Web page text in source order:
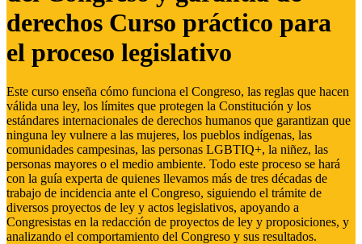
derechos Curso práctico para
el proceso legislativo
Este curso enseña cómo funciona el Congreso, las reglas que hacen
válida una ley, los límites que protegen la Constitución y los
estándares internacionales de derechos humanos que garantizan que
ninguna ley vulnere a las mujeres, los pueblos indígenas, las
comunidades campesinas, las personas LGBTIQ+, la niñez, las
personas mayores o el medio ambiente. Todo este proceso se hará
con la guía experta de quienes llevamos más de tres décadas de
trabajo de incidencia ante el Congreso, siguiendo el trámite de
diversos proyectos de ley y actos legislativos, apoyando a
Congresistas en la redacción de proyectos de ley y proposiciones, y
analizando el comportamiento del Congreso y sus resultados.